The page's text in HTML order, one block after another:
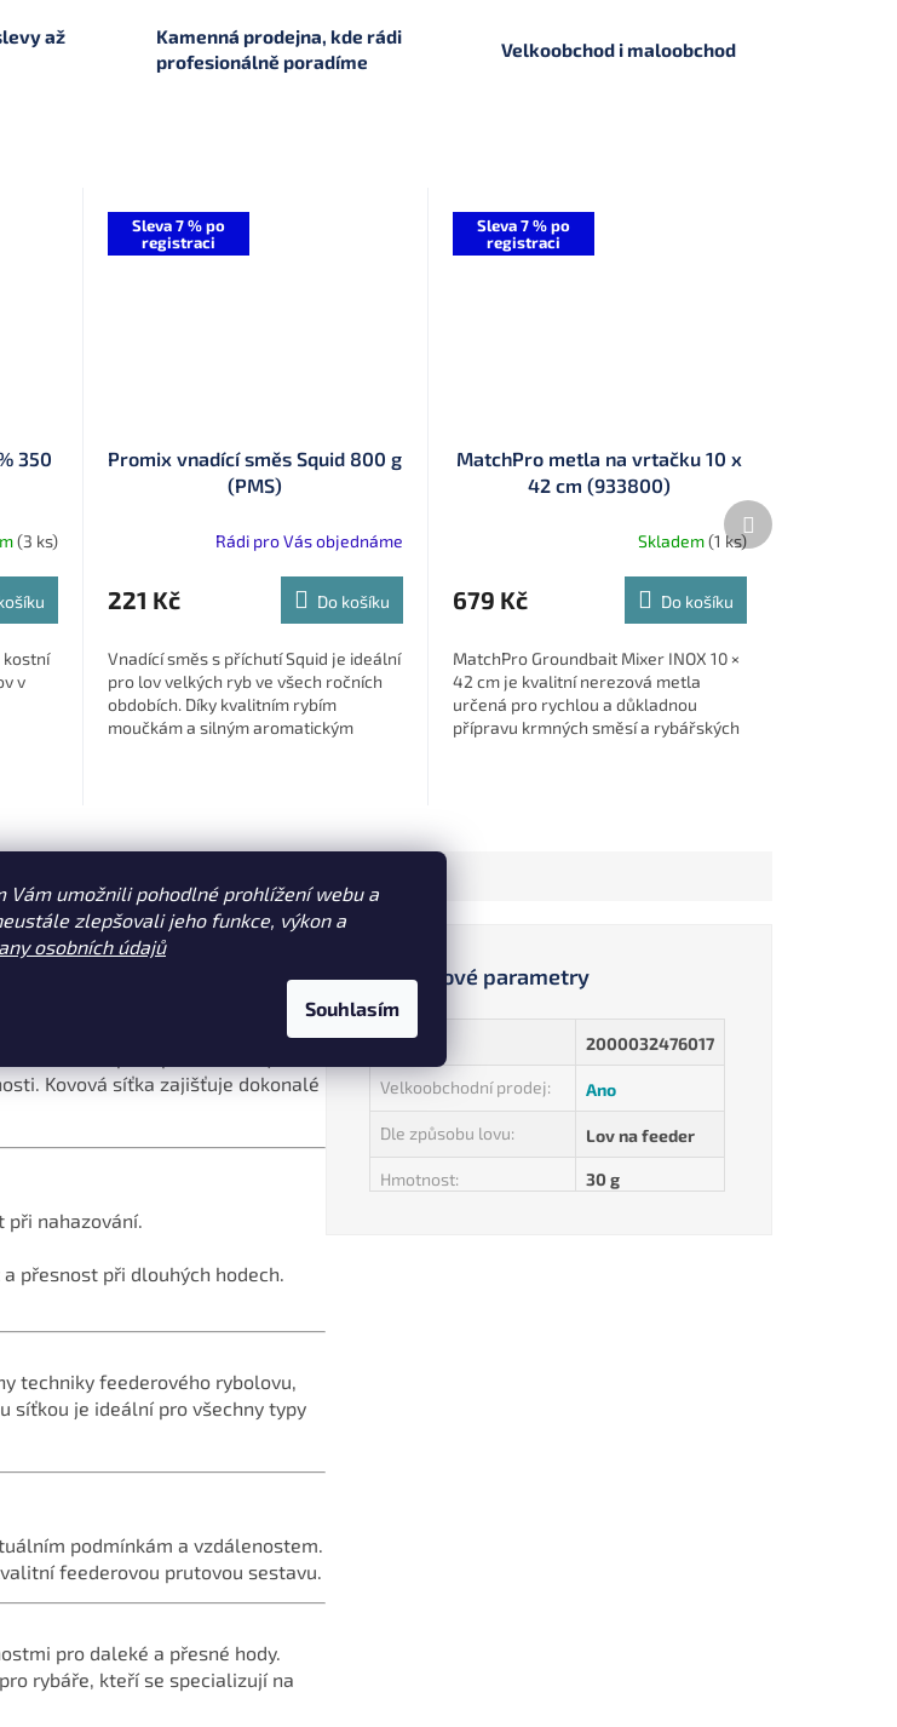
Vám umožnili pohodlné prohlížení webu a
zlepšovali jeho funkce, výkon a
osobních údajů
Souhlasím
až
Kamenná prodejna, kde rádi
profesionálně poradíme
Velkoobchod i maloobchod
350
(3 ks)
v
Sleva 7 % po
registraci
Promix vnadící směs Squid 800 g
(PMS)
Rádi pro Vás objednáme
221 Kč Do košíku
Vnadící směs s příchutí Squid je ideální
pro lov velkých ryb ve všech ročních
obdobích. Díky kvalitním rybím
moučkám a silným aromatickým
Sleva 7 % po
registraci
MatchPro metla na vrtačku 10 x
42 cm (933800)
Skladem(1 ks)
679 Kč Do košíku
MatchPro Groundbait Mixer INOX 10 ×
42 cm je kvalitní nerezová metla
určená pro rychlou a důkladnou
přípravu krmných směsí a rybářských
Další
produkt
ideální pro rybáře, kteří
pro optimální let je toto
Kovová síťka zajišťuje dokonalé
nahazování.
přesnost při dlouhých hodech.
techniky feederového rybolovu,
síťkou je ideální pro všechny typy
podmínkám a vzdálenostem.
feederovou prutovou sestavu.
pro daleké a přesné hody.
rybáře, kteří se specializují na
Doplňkové parametry
EAN: 2000032476017
Velkoobchodní prodej: Ano
Dle způsobu lovu: Lov na feeder
Hmotnost: 30 g